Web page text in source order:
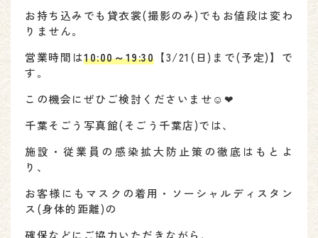
お持ち込みでも貸衣裳(撮影のみ)でもお値段は変わ
りません。
営業時間は10:00～19:30 【3/21(日)まで(予定)】で
す。
この機会にぜひご検討くださいませ☺❤
千葉そごう写真館(そごう千葉店)では、
施設・従業員の感染拡大防止策の徹底はもとよ
り、
お客様にもマスクの着用・ソーシャルディスタン
ス(身体的距離)の
確保などにご協力いただきながら、